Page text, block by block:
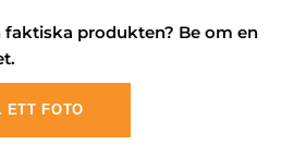
faktiska produkten? Be om en
ETT FOTO